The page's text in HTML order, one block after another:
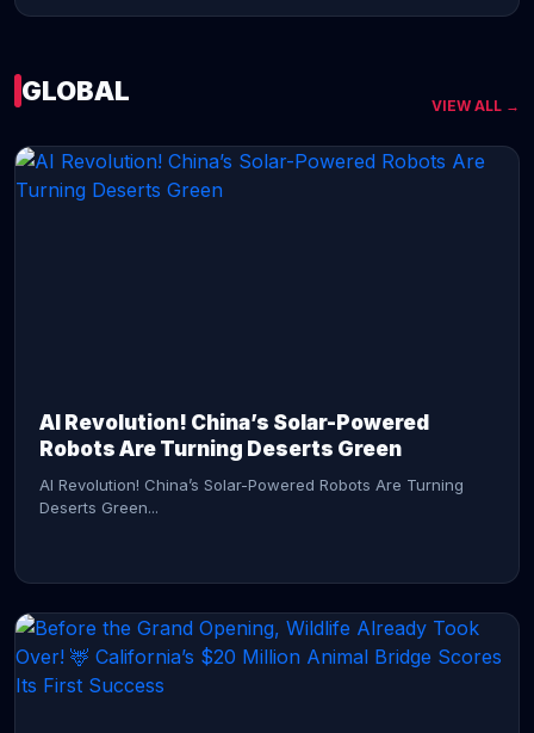
GLOBAL VIEW ALL →
AI Revolution! China’s Solar-Powered
Robots Are Turning Deserts Green
AI Revolution! China’s Solar-Powered Robots Are Turning
Deserts Green...